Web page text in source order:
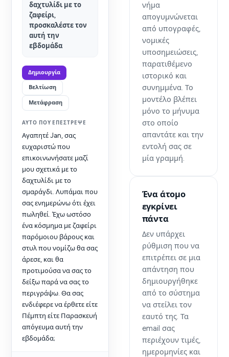
δαχτυλίδι με το
ζαφείρι,
προσκαλέστε τον
αυτή την
εβδομάδα
Δημιουργία
Βελτίωση
Μετάφραση
ΑΥΤΌ ΠΟΥ ΕΠΈΣΤΡΕΨΕ
Αγαπητέ Jan, σας
ευχαριστώ που
επικοινωνήσατε μαζί
μου σχετικά με το
δαχτυλίδι με το
σμαράγδι. Λυπάμαι που
σας ενημερώνω ότι έχει
πωληθεί. Έχω ωστόσο
ένα κόσμημα με ζαφείρι
παρόμοιου βάρους και
στυλ που νομίζω θα σας
άρεσε, και θα
προτιμούσα να σας το
δείξω παρά να σας το
περιγράψω. Θα σας
ενδιέφερε να έρθετε είτε
Πέμπτη είτε Παρασκευή
απόγευμα αυτή την
εβδομάδα;
νήμα
απογυμνώνεται
από υπογραφές,
νομικές
υποσημειώσεις,
παρατιθέμενο
ιστορικό και
συνημμένα. Το
μοντέλο βλέπει
μόνο το μήνυμα
στο οποίο
απαντάτε και την
εντολή σας σε
μία γραμμή.
Ένα άτομο
εγκρίνει
πάντα
Δεν υπάρχει
ρύθμιση που να
επιτρέπει σε μια
απάντηση που
δημιουργήθηκε
από το σύστημα
να στείλει τον
εαυτό της. Τα
email σας
περιέχουν τιμές,
ημερομηνίες και